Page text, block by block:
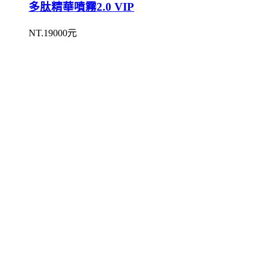
多肽精華噴霧2.0 VIP
NT.19000元